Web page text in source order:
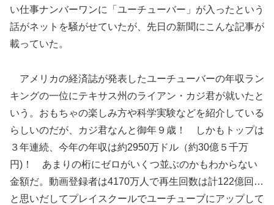
い仕事ナンバーワンに「ユーチューバー」が入ったという
話がネットを騒がせていたが、先日の新聞にこんな記事が
載っていた。
アメリカの経済誌が発表したユーチューバーの年収ラン
キングの一位にテキサス州のライアン・カジ君が就いたと
いう。おもちゃの楽しみ方や科学実験などを紹介している
らしいのだが、カジ君なんと御年９歳！ しかもトップは
３年連続、今年の年収は約2950万ドル（約30億５千万
円)！ あまりの桁にゼロがいくつ並ぶのかもわからない
金額だ。動画登録者は4170万人で再生回数は計122億回…
と思いだしてプレイスクールでユーチューブにアップして